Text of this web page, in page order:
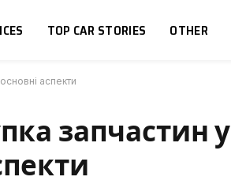
TOP CAR STORIES OTHER
аспекти
запчастин у